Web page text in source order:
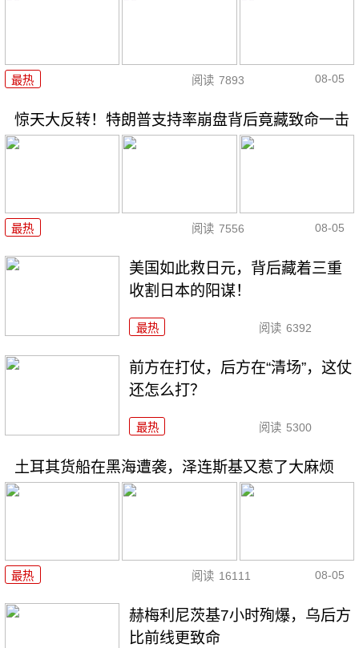
最热 阅读 7893 08-05
惊天大反转！特朗普支持率崩盘背后竟藏致命一击
最热 阅读 7556 08-05
美国如此救日元，背后藏着三重
收割日本的阳谋！
最热 阅读 6392
前方在打仗，后方在“清场”，这仗
还怎么打？
最热 阅读 5300
土耳其货船在黑海遭袭，泽连斯基又惹了大麻烦
最热 阅读 16111 08-05
赫梅利尼茨基7小时殉爆，乌后方
比前线更致命